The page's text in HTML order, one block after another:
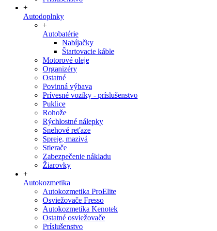
+
Autodoplnky
+
Autobatérie
Nabíjačky
Štartovacie káble
Motorové oleje
Organizéry
Ostatné
Povinná výbava
Prívesné vozíky - príslušenstvo
Puklice
Rohože
Rýchlostné nálepky
Snehové reťaze
Spreje, mazivá
Stierače
Zabezpečenie nákladu
Žiarovky
+
Autokozmetika
Autokozmetika ProElite
Osviežovače Fresso
Autokozmetika Kenotek
Ostatné osviežovače
Príslušenstvo